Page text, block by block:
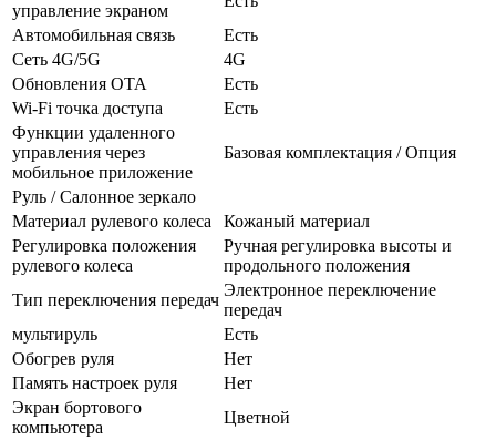
управление экраном
Автомобильная связь
Есть
Сеть 4G/5G
4G
Обновления OTA
Есть
Wi-Fi точка доступа
Есть
Функции удаленного
управления через
мобильное приложение
Базовая комплектация / Опция
Руль / Салонное зеркало
Материал рулевого колеса
Кожаный материал
Регулировка положения
рулевого колеса
Ручная регулировка высоты и
продольного положения
Тип переключения передач
Электронное переключение
передач
мультируль
Есть
Обогрев руля
Нет
Память настроек руля
Нет
Экран бортового
компьютера
Цветной